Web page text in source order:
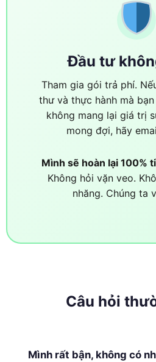
Đầu tư
Tham gia gói trả phí.
thư và thực hành mà
không mang lại giá trị
mong đợi, hãy
Mình sẽ hoàn lại 100%
Không hỏi vặn veo.
nhăng. Chúng ta
Câu hỏi
Mình rất bận, không có